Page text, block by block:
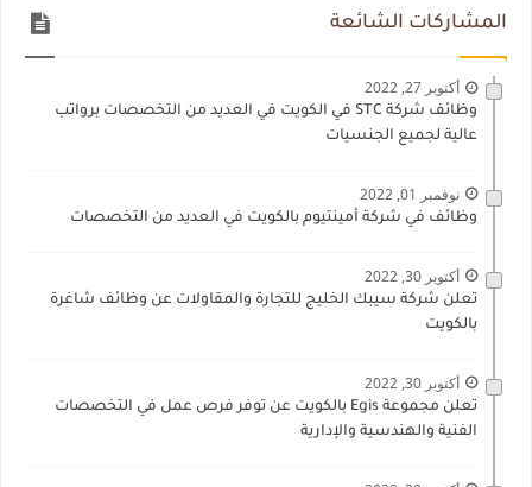
المشاركات الشائعة
أكتوبر 27, 2022
وظائف شركة STC في الكويت في العديد من التخصصات برواتب
عالية لجميع الجنسيات
نوفمبر 01, 2022
وظائف في شركة أمينتيوم بالكويت في العديد من التخصصات
أكتوبر 30, 2022
تعلن شركة سيبك الخليج للتجارة والمقاولات عن وظائف شاغرة
بالكويت
أكتوبر 30, 2022
تعلن مجموعة Egis بالكويت عن توفر فرص عمل في التخصصات
الفنية والهندسية والإدارية